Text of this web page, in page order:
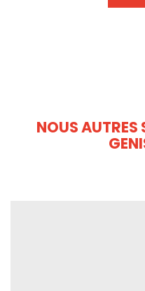
NOUS AUTRES